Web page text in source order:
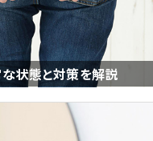
な状態と対策を解説